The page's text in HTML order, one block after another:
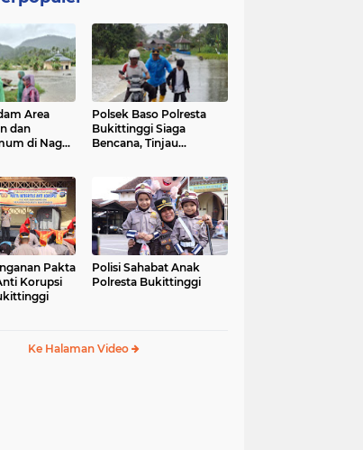
Area
dan
di Nagari
Polsek Baso Polresta
Bukittinggi Siaga
Bencana, Tinjau
Pakta
Korupsi
Polisi Sahabat Anak
Polresta Bukittinggi
Ke Halaman Video